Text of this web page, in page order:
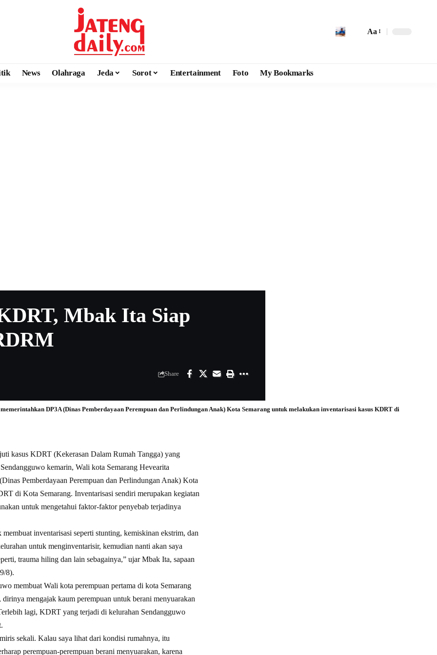
Aa
News Olahraga Jeda Sorot Entertainment Foto My Bookmarks
Mbak Ita Siap
Share
DP3A (Dinas Pemberdayaan Perempuan dan Perlindungan Anak) Kota Semarang untuk melakukan inventarisasi kasus KDRT di
kasus KDRT (Kekerasan Dalam Rumah Tangga) yang
kemarin, Wali kota Semarang Hevearita
Pemberdayaan Perempuan dan Perlindungan Anak) Kota
di Kota Semarang. Inventarisasi sendiri merupakan kegiatan
untuk mengetahui faktor-faktor penyebab terjadinya
inventarisasi seperti stunting, kemiskinan ekstrim, dan
untuk menginventarisir, kemudian nanti akan saya
trauma hiling dan lain sebagainya,” ujar Mbak Ita, sapaan
8).
membuat Wali kota perempuan pertama di kota Semarang
mengajak kaum perempuan untuk berani menyuarakan
lagi, KDRT yang terjadi di kelurahan Sendangguwo
sekali. Kalau saya lihat dari kondisi rumahnya, itu
perempuan-perempuan berani menyuarakan, karena